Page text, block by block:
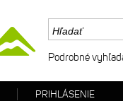
Podrobné
PRIHLÁSENIE